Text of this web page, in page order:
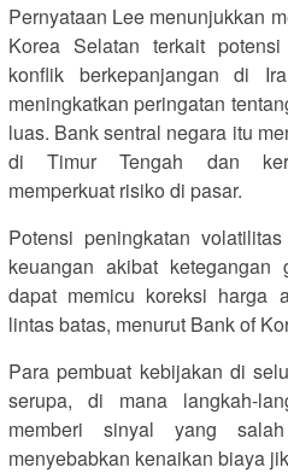
Pernyataan Lee menunjukkan
Korea Selatan terkait
konflik berkepanjangan di
meningkatkan peringatan
luas. Bank sentral negara itu
di Timur Tengah dan
memperkuat risiko di pasar.
Potensi peningkatan
keuangan akibat
dapat memicu koreksi harga
lintas batas, menurut Bank of
Para pembuat kebijakan di
serupa, di mana langkah-
memberi sinyal yang
menyebabkan kenaikan biaya